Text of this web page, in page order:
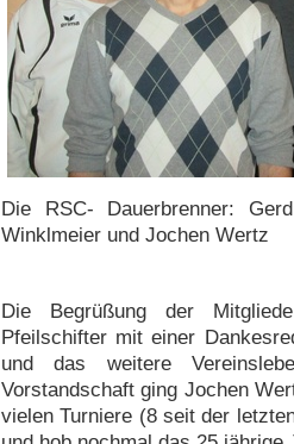
Die RSC- Dauerbrenner:
Winklmeier und Jochen Wertz
Die Begrüßung der
Pfeilschifter mit einer
und das weitere
Vorstandschaft ging Jochen
vielen Turniere (8 seit der